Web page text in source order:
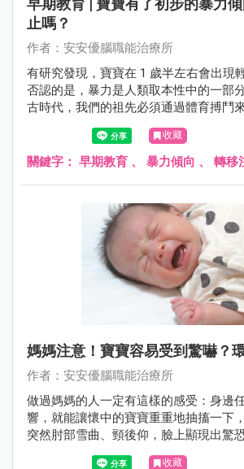
早期教育 | 寶寶有了初步的暴力
止嗎？
作者：安安優腦職能治療所
有研究發現，寶寶在 1 歲半左右會出現
否認的是，暴力是人類取本性中的一部
古時代，我們的祖先必須通過體育搏鬥
收藏
關鍵字： 早期教育 、 暴力傾向 、 轉移
媽媽注意！寶寶容易受到驚嚇？
作者：安安優腦職能治療所
做過媽媽的人一定有這樣的感受：身邊
響，就能讓懷中的寶寶重重地抽搐一下
突然肘部雪曲、頸後仰，臉上顯現出驚
情，好像受了天大的驚嚇。
收藏